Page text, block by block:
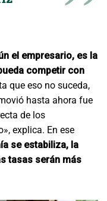
el empresario, es la
competir con
que eso no suceda,
hasta ahora fue
de los
explica. En ese
se estabiliza, la
tasas serán más